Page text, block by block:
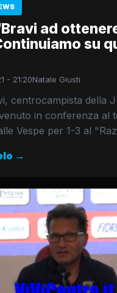
ad
su
- 21:20Natale Giusti
centrocampista della
in conferenza al
Vespe per 1-3 al
→